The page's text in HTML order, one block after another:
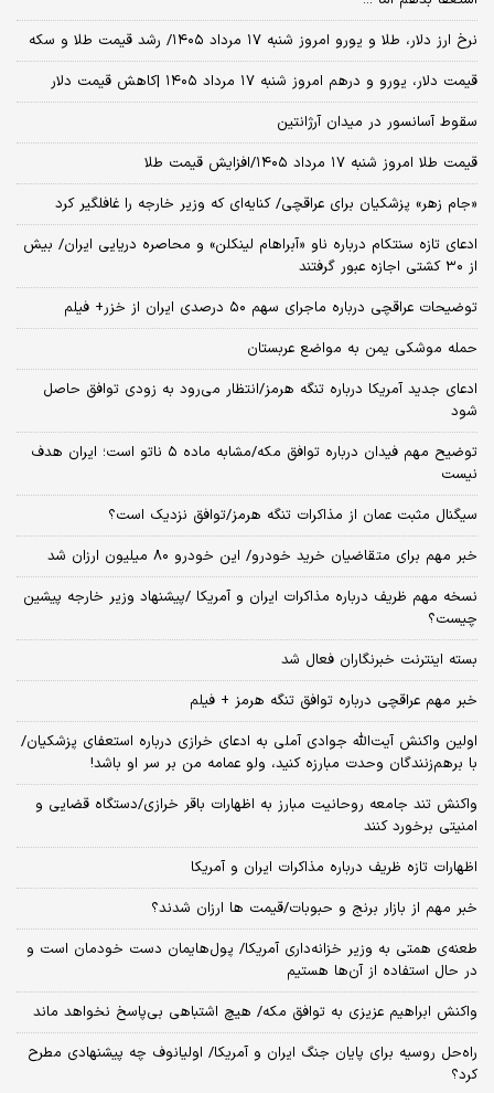
نرخ ارز دلار، طلا و یورو امروز شنبه ۱۷ مرداد ۱۴۰۵/ رشد قیمت طلا و سکه
قیمت دلار، یورو و درهم امروز شنبه ۱۷ مرداد ۱۴۰۵ |کاهش قیمت دلار
سقوط آسانسور در میدان آرژانتین
قیمت طلا امروز شنبه ۱۷ مرداد ۱۴۰۵/افزایش قیمت طلا
«جام زهر» پزشکیان برای عراقچی/ کنایه‌ای که وزیر خارجه را غافلگیر کرد
ادعای تازه سنتکام درباره ناو «آبراهام لینکلن» و محاصره دریایی ایران/ بیش
از ۳۰ کشتی اجازه عبور گرفتند
توضیحات عراقچی درباره ماجرای سهم ۵۰ درصدی ایران از خزر+ فیلم
حمله موشکی یمن به مواضع عربستان
ادعای جدید آمریکا درباره تنگه هرمز/انتظار می‌رود به زودی توافق حاصل
شود
توضیح مهم فیدان درباره توافق مکه/مشابه ماده ۵ ناتو است؛ ایران هدف
نیست
سیگنال‌ مثبت عمان از مذاکرات تنگه هرمز/توافق نزدیک است؟
خبر مهم برای متقاضیان خرید خودرو/ این خودرو ۸۰ میلیون ارزان شد
نسخه‌ مهم ظریف درباره مذاکرات ایران و آمریکا /پیشنهاد وزیر خارجه پیشین
چیست؟
بسته اینترنت خبرنگاران فعال شد
خبر مهم عراقچی درباره توافق تنگه هرمز + فیلم
اولین واکنش آیت‌الله جوادی آملی به ادعای خرازی درباره استعفای پزشکیان/
با برهم‌زنندگان وحدت مبارزه کنید، ولو عمامه من بر سر او باشد!
واکنش تند جامعه روحانیت مبارز به اظهارات باقر خرازی/دستگاه قضایی و
امنیتی برخورد کنند
اظهارات تازه ظریف درباره مذاکرات ایران و آمریکا
خبر مهم از بازار برنج و حبوبات/قیمت ها ارزان شدند؟
طعنه‌ی‌ همتی به وزیر خزانه‌داری آمریکا/ پول‌هایمان دست خودمان است و
در حال استفاده از آن‌ها هستیم
واکنش ابراهیم عزیزی به توافق مکه/ هیچ اشتباهی بی‌پاسخ نخواهد ماند
راه‌حل روسیه برای پایان جنگ ایران و آمریکا/ اولیانوف چه پیشنهادی مطرح
کرد؟